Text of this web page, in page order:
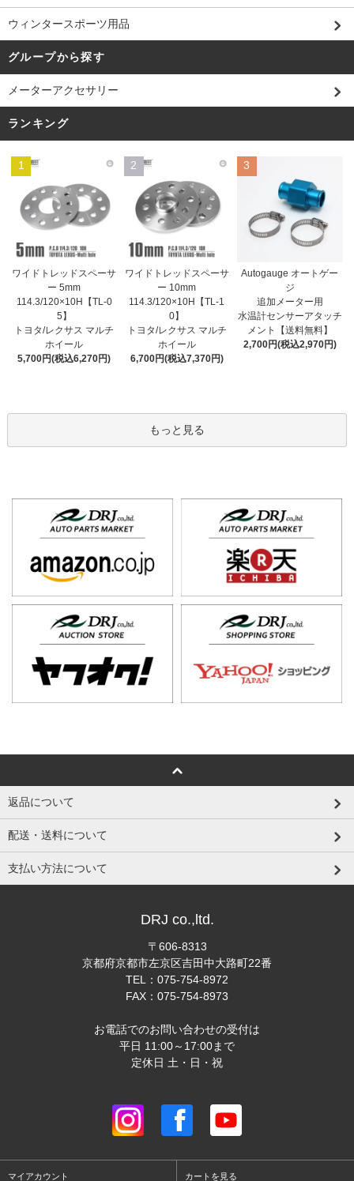
ウィンタースポーツ用品
グループから探す
メーターアクセサリー
ランキング
1
ワイドトレッドスペーサ
ー 5mm
114.3/120×10H【TL-0
5】
トヨタ/レクサス マルチ
ホイール
5,700円(税込6,270円)
2
ワイドトレッドスペーサ
ー 10mm
114.3/120×10H【TL-1
0】
トヨタ/レクサス マルチ
ホイール
6,700円(税込7,370円)
3
Autogauge オートゲー
ジ
追加メーター用
水温計センサーアタッチ
メント【送料無料】
2,700円(税込2,970円)
もっと見る
返品について
配送・送料について
支払い方法について
DRJ co.,ltd.
〒606-8313
京都府京都市左京区吉田中大路町22番
TEL：075-754-8972
FAX：075-754-8973
お電話でのお問い合わせの受付は
平日 11:00～17:00まで
定休日 土・日・祝
マイアカウント カートを見る